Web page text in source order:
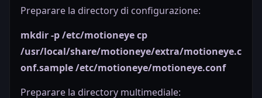
Preparare la directory di configurazione:
mkdir -p /etc/motioneye cp
/usr/local/share/motioneye/extra/motioneye.c
onf.sample /etc/motioneye/motioneye.conf
Preparare la directory multimediale: